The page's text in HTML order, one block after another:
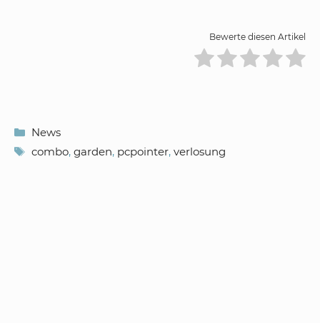
Bewerte diesen Artikel
Kategorien
News
Schlagwörter
combo, garden, pcpointer, verlosung